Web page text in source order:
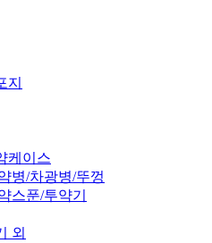
지
케이스
병/차광병/뚜껑
스푼/투약기
외